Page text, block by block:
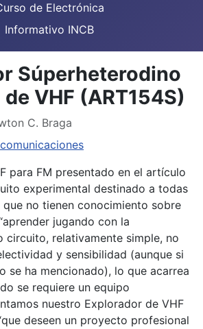
de Electrónica
Informativo INCB
Súperheterodino
VHF (ART154S)
C. Braga
para FM presentado en el artículo
experimental destinado a todas
que no tienen conocimiento sobre
jugando con la
circuito, relativamente simple, no
y sensibilidad (aunque si
se ha mencionado), lo que acarrea
se requiere un equipo
nuestro Explorador de VHF
deseen un proyecto profesional